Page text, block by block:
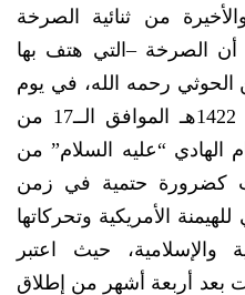
من ثنائية الصرخة
أن الصرخة –التي هتف بها
الحوثي رحمه الله، في يوم
الخميس الـ3 من ذي القعدة 1422هـ الموافق الــ17 من
الهادي “عليه السلام” من
كضرورة حتمية في زمن
الأمريكية وتحركاتها
والإسلامية، حيث اعتبر
بعد أربعة أشهر من إطلاق